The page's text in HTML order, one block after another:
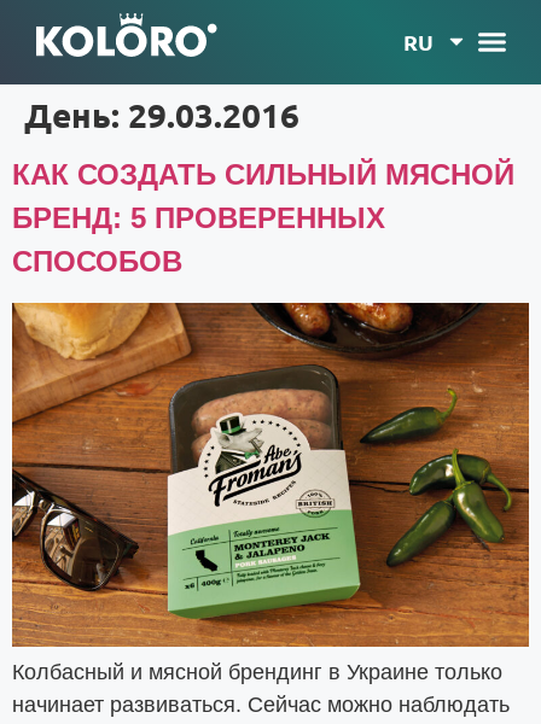
RU
День: 29.03.2016
КАК СОЗДАТЬ СИЛЬНЫЙ МЯСНОЙ
БРЕНД: 5 ПРОВЕРЕННЫХ
СПОСОБОВ
Колбасный и мясной брендинг в Украине только
начинает развиваться. Сейчас можно наблюдать